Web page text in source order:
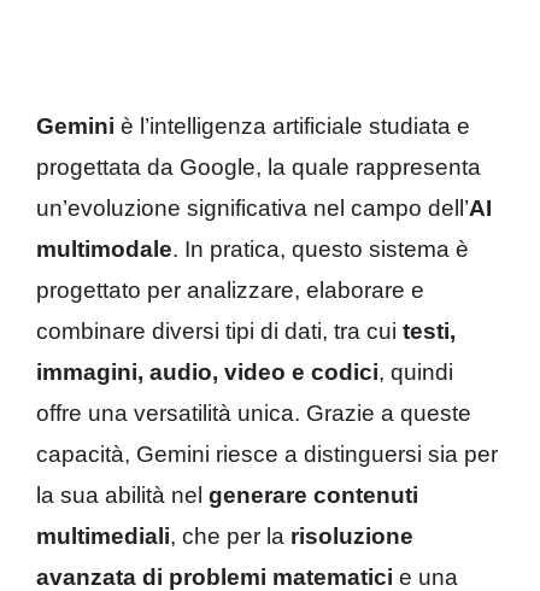
Gemini è l’intelligenza artificiale studiata e
progettata da Google, la quale rappresenta
un’evoluzione significativa nel campo dell’AI
multimodale. In pratica, questo sistema è
progettato per analizzare, elaborare e
combinare diversi tipi di dati, tra cui testi,
immagini, audio, video e codici, quindi
offre una versatilità unica. Grazie a queste
capacità, Gemini riesce a distinguersi sia per
la sua abilità nel generare contenuti
multimediali, che per la risoluzione
avanzata di problemi matematici e una